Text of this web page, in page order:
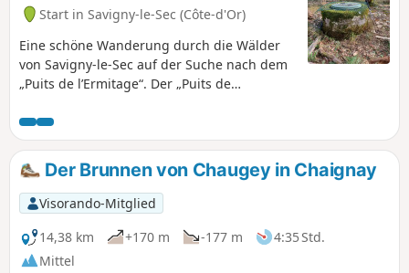
Start in Savigny-le-Sec (Côte-d'Or)
Eine schöne Wanderung durch die Wälder
von Savigny-le-Sec auf der Suche nach dem
„Puits de l’Ermitage“. Der „Puits de
47.455 N 5.0064 E
Der Brunnen von Chaugey in Chaignay
Visorando-Mitglied
14,38 km
+170 m -177 m
4:35 Std.
Mittel